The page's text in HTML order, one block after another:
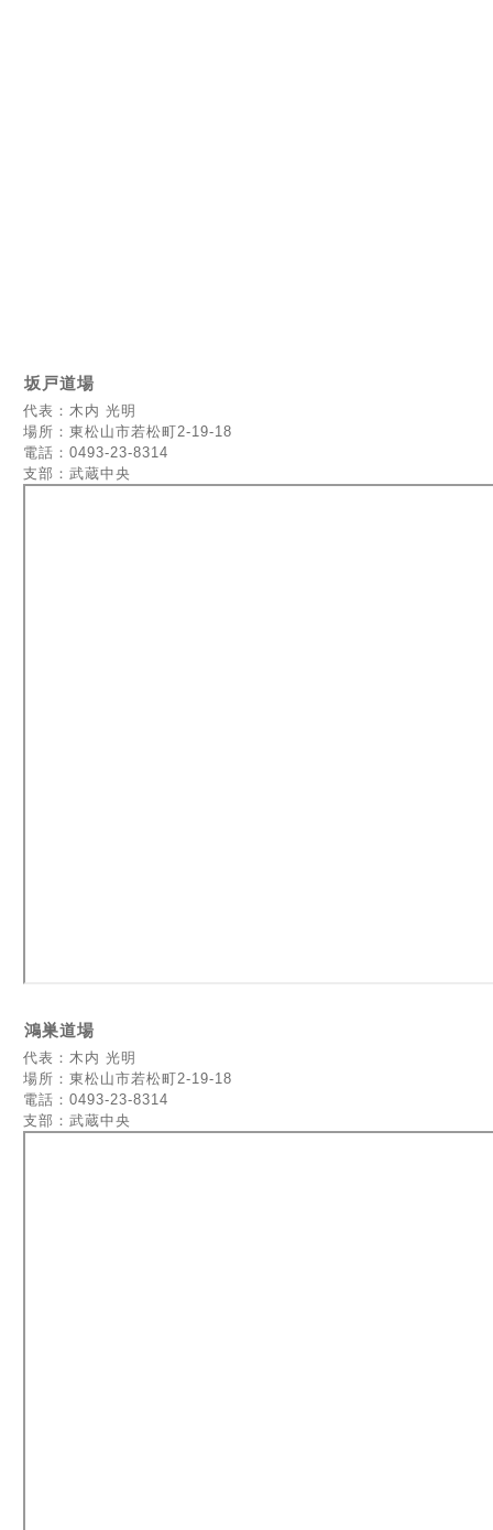
坂戸道場
代表：木内 光明
場所：東松山市若松町2-19-18
電話：0493-23-8314
支部：武蔵中央
鴻巣道場
代表：木内 光明
場所：東松山市若松町2-19-18
電話：0493-23-8314
支部：武蔵中央